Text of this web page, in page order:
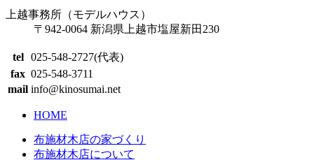
上越事務所（モデルハウス）
〒942-0064 新潟県上越市塩屋新田230
tel
025-548-2727(代表)
fax 025-548-3711
mail info@kinosumai.net
HOME
布施材木店の家づくり
布施材木店について